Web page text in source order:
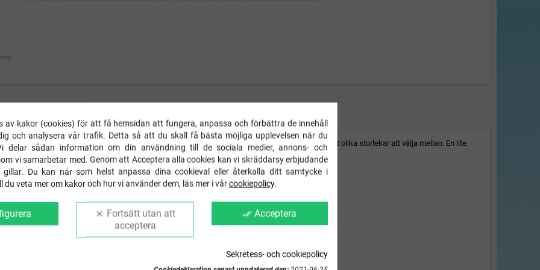
GSPR INFORMATION
blå fyrhjuling framtill och texten "Terrängförare" på sidan. Tillverkad i 100% akryl och det finns 2 st olika storlekar att välja mellan. En lite
av kakor (cookies) för att få hemsidan att fungera, anpassa och förbättra de innehåll
och analysera vår trafik. Detta så att du skall få bästa möjliga upplevelsen när du
delar sådan information om din användning till de sociala medier, annons- och
vi samarbetar med. Genom att Acceptera alla cookies kan vi skräddarsy erbjudande
Du kan när som helst anpassa dina cookieval eller återkalla ditt samtycke i
du veta mer om kakor och hur vi använder dem, läs mer i vårcookiepolicy.
done_all Acceptera
clear Fortsätt utan att
acceptera
Sekretess- och cookiepolicy